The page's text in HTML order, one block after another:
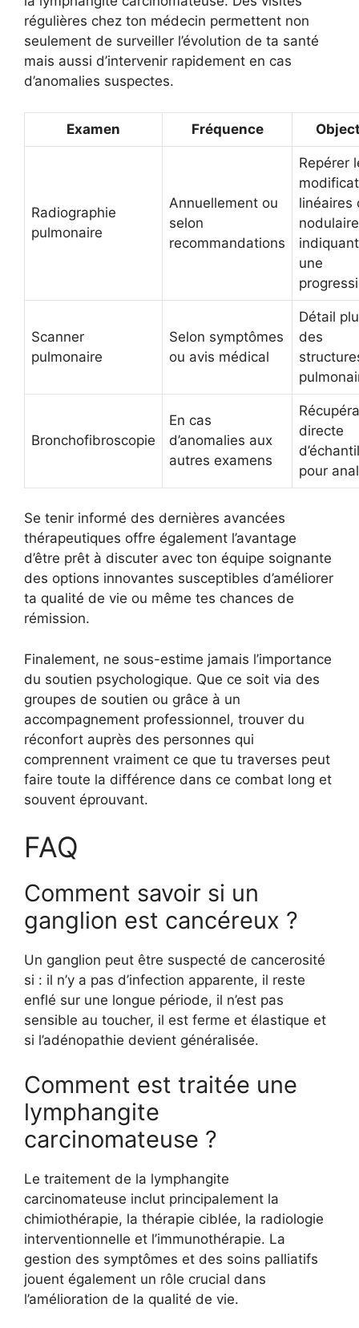
régulières chez ton médecin permettent non
seulement de surveiller l’évolution de ta santé
mais aussi d’intervenir rapidement en cas
d’anomalies suspectes.
Examen Fréquence
Radiographie
pulmonaire
Annuellement ou
selon
recommandations
Repérer
linéaires
indiquant
une
Scanner
pulmonaire
Selon symptômes
ou avis médical
Détail
des
Bronchofibroscopie
En cas
d’anomalies aux
autres examens
directe
pour
Se tenir informé des dernières avancées
thérapeutiques offre également l’avantage
d’être prêt à discuter avec ton équipe soignante
des options innovantes susceptibles d’améliorer
ta qualité de vie ou même tes chances de
rémission.
Finalement, ne sous-estime jamais l’importance
du soutien psychologique. Que ce soit via des
groupes de soutien ou grâce à un
accompagnement professionnel, trouver du
réconfort auprès des personnes qui
comprennent vraiment ce que tu traverses peut
faire toute la différence dans ce combat long et
souvent éprouvant.
FAQ
Comment savoir si un
ganglion est cancéreux ?
Un ganglion peut être suspecté de cancerosité
si : il n’y a pas d’infection apparente, il reste
enflé sur une longue période, il n’est pas
sensible au toucher, il est ferme et élastique et
si l’adénopathie devient généralisée.
Comment est traitée une
lymphangite
carcinomateuse ?
Le traitement de la lymphangite
carcinomateuse inclut principalement la
chimiothérapie, la thérapie ciblée, la radiologie
interventionnelle et l’immunothérapie. La
gestion des symptômes et des soins palliatifs
jouent également un rôle crucial dans
l’amélioration de la qualité de vie.